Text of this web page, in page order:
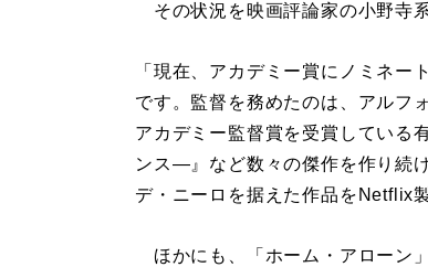
その状況を映画評論家の小野寺
「現在、アカデミー賞にノミネ
です。監督を務めたのは、アルフ
アカデミー監督賞を受賞している
ンス―』など数々の傑作を作り続
デ・ニーロを据えた作品をNetflix
ほかにも、「ホーム・アローン